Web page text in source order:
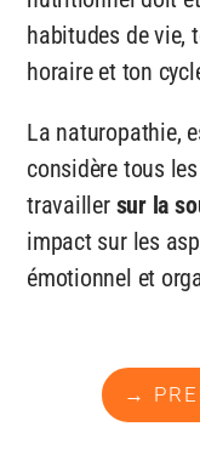
habitudes de vie,
horaire et ton
La naturopathie,
considère tous
travailler sur la
impact sur les
émotionnel et
→